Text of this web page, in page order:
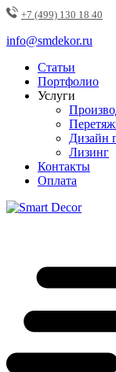
+7 (499) 130 18 40
info@smdekor.ru
Статьи
Портфолио
Услуги
Дизайн
Лизинг
Контакты
Оплата